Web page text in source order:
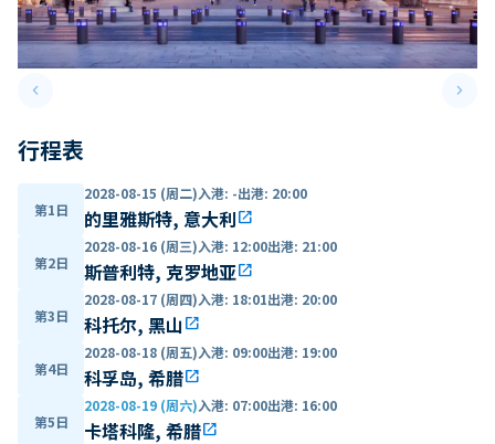
keyboard_arrow_leftPrevious slide keyboard_arrow_right
行程表
第1日
2028-08-15 (周二)入港: -出港: 20:00
的里雅斯特, 意大利open_in_new
第2日
2028-08-16 (周三)入港: 12:00出港: 21:00
斯普利特, 克罗地亚open_in_new
第3日
2028-08-17 (周四)入港: 18:01出港: 20:00
科托尔, 黑山 open_in_new
第4日
2028-08-18 (周五)入港: 09:00出港: 19:00
科孚岛, 希腊open_in_new
第5日
2028-08-19 (周六)入港: 07:00出港: 16:00
卡塔科隆, 希腊open_in_new